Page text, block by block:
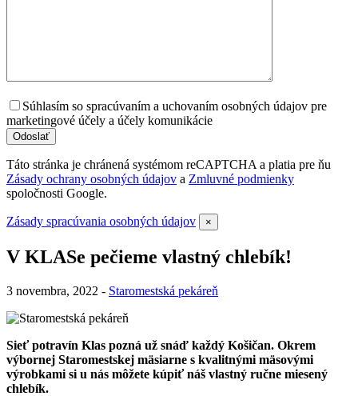
Súhlasím so spracúvaním a uchovaním osobných údajov pre
marketingové účely a účely komunikácie
Táto stránka je chránená systémom reCAPTCHA a platia pre ňu
Zásady ochrany osobných údajov a Zmluvné podmienky
spoločnosti Google.
Zásady spracúvania osobných údajov ×
V KLASe pečieme vlastný chlebík!
3 novembra, 2022 - Staromestská pekáreň
Sieť potravín Klas pozná už snáď každý Košičan. Okrem
výbornej Staromestskej mäsiarne s kvalitnými mäsovými
výrobkami si u nás môžete kúpiť náš vlastný ručne miesený
chlebík.